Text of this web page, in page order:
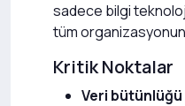
sadece bilgi
tüm organizasyonun
Kritik Noktalar
Veri bütünlüğü